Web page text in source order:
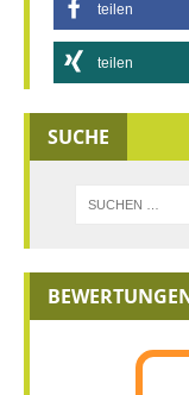
teilen
teilen
SUCHE